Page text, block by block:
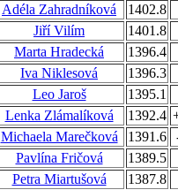
Adéla Zahradníková
1402.8
Jiří Vilím
1401.8
Marta Hradecká
1396.4
Iva Niklesová
1396.3
Leo Jaroš
1395.1
Lenka Zlámalíková 1392.4
Michaela Marečková 1391.6
Pavlína Fričová
1389.5
Petra Miartušová
1387.8